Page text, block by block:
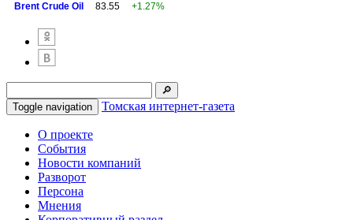
Brent Crude Oil 83.55 +1.27%
Toggle navigation Томская интернет-газета
О проекте
События
Новости компаний
Разворот
Персона
Мнения